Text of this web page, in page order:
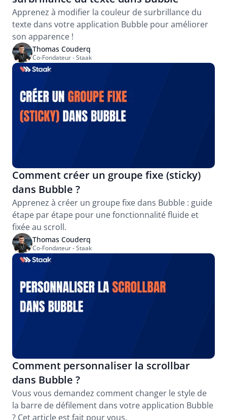
Apprenez à modifier la couleur de surbrillance du
texte dans votre application Bubble pour améliorer
son apparence !
Thomas Couderq
Co-Fondateur - Staak
Comment créer un groupe fixe (sticky)
dans Bubble ?
Apprenez à créer un groupe fixe dans Bubble : guide
étape par étape pour une fonctionnalité fluide et
fixée au scroll.
Thomas Couderq
Co-Fondateur - Staak
Comment personnaliser la scrollbar
dans Bubble ?
Vous vous demandez comment changer le style de
la barre de défilement dans votre application Bubble
? Cet article est fait pour vous.